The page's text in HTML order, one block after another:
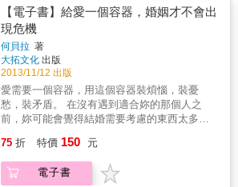
不可，但愛情先垮掉後，其他的情也會逐漸褪
色，影響基礎，最終導致無情面對。 & && 從
正向角度來看，一起工作打拼事業的夫妻有更
多的時間相處、溝通，何其有幸，應好好掌握
機緣，享受婚姻與工作，最終目標不是白頭偕
老就是好聚好散，何苦打得死去活來，爭到一
半家業，失去的又豈能計算？既然已結婚，就
該珍惜緣分，攜手到老。 & 本書特色 & 可讀性
──本書故事中的所有人物雖多為化名，問題卻
是常見且真實的，讀者或許不曾親身經歷，但
類似的情節或許曾發生在週遭親友身上，作者
以說故事的方式陳述每個個案，沒有艱澀的文
字，讀起來輕鬆，卻又能從中獲益良多。 & 實
外，把家庭當做一座巍峨的高山，夫妻雙方是
圍繞在高山周圍的溪流，用你們的柔情滋潤它
的生命，這才是「1+1=1」。
【電子書】給愛一個容器，婚姻才不會出
現危機
何貝拉 著
大拓文化 出版
2013/11/12 出版
愛需要一個容器，用這個容器裝煩惱，裝憂
愁，裝矛盾。 在沒有遇到適合妳的那個人之
前，妳可能會覺得結婚需要考慮的東西太多太
切的一切都不是問題。為愛結婚，的確是件非
常單純的事情。 世上有三種人可以不講理：一
是瘋子；二是病人；三是情人。 真愛與「我愛
75 折 特價 150 元
電子書